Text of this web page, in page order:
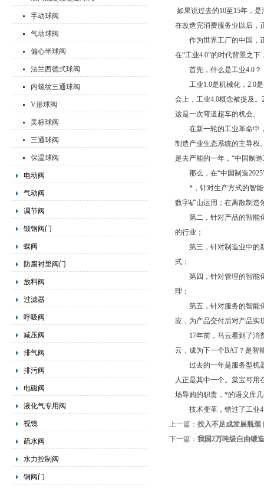
手动球阀
气动球阀
偏心半球阀
法兰西德式球阀
内螺纹三通球阀
V形球阀
美标球阀
三通球阀
保温球阀
电动阀
气动阀
调节阀
锻钢阀门
蝶阀
防腐衬里阀门
放料阀
过滤器
呼吸阀
减压阀
排气阀
排污阀
电磁阀
液化气专用阀
视镜
疏水阀
水力控制阀
铜阀门
如果说过去的10至15年，
在改造完消费服务业以后，
作为世界工厂的中国，正
在“工业4.0”的时代背景之
首先，什么是工业4.0？
工业1.0是机械化，2.0是
会上，工业4.0概念被提及
这是一次弯道超车的机会。
在新一轮的工业革命中，
制造产业生态系统的主导权
是去产能的一年，“中国制
那么，在“中国制造
*，针对生产方式的智能
数字矿山运用；在离散制造
第二，针对产品的智能化
的行业；
第三，针对制造业中的新
式；
第四，针对管理的智能化
理；
第五，针对服务的智能化
应，为产品交付后对产品实
17年前，马云看到了消费
云，成为下一个BAT？是智
过去的一年是服务型机器
人正是其中一个。棠宝可用
场导购的职责，*的语义库
技术变革，错过了工业
上一篇： 投入不足成发展瓶颈
下一篇： 我国2万吨级自由锻